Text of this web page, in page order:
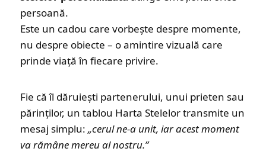
persoană.
Este un cadou care vorbește despre momente,
nu despre obiecte – o amintire vizuală care
prinde viață în fiecare privire.
Fie că îl dăruiești partenerului, unui prieten sau
părinților, un tablou Harta Stelelor transmite un
mesaj simplu: „cerul ne-a unit, iar acest moment
va rămâne mereu al nostru.”